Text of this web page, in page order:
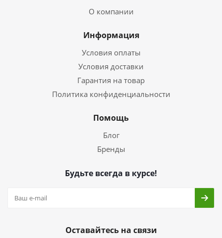
О компании
Информация
Условия оплаты
Условия доставки
Гарантия на товар
Политика конфиденциальности
Помощь
Блог
Бренды
Будьте всегда в курсе!
Оставайтесь на связи